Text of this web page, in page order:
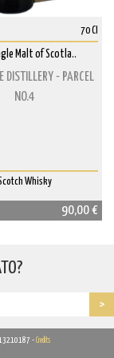
70 Cl
Malt of Scotla..
DISTILLERY - PARCEL
NO.4
Whisky
90,00 €
- Credits